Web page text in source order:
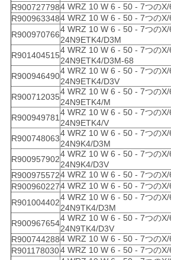
R9007277984 WRZ 10 W 6 - 50 - 7つの
R9009633484 WRZ 10 W 6 - 50 - 7つの
R900970766
4 WRZ 10 W 6 - 50 - 7つのX/
24N9ETK4/D3M
R901404515
4 WRZ 10 W 6 - 50 - 7つのX/
24N9ETK4/D3M-68
R900946490
4 WRZ 10 W 6 - 50 - 7つのX/
24N9ETK4/D3V
R900712035
4 WRZ 10 W 6 - 50 - 7つのX/
24N9ETK4/M
R900949781
4 WRZ 10 W 6 - 50 - 7つのX/
24N9ETK4/V
R900748063
4 WRZ 10 W 6 - 50 - 7つのX/
24N9K4/D3M
R900957902
4 WRZ 10 W 6 - 50 - 7つのX/
24N9K4/D3V
R9009755724 WRZ 10 W 6 - 50 - 7つの
R9009602274 WRZ 10 W 6 - 50 - 7つの
R901004402
4 WRZ 10 W 6 - 50 - 7つのX/
24N9TK4/D3M
R900967654
4 WRZ 10 W 6 - 50 - 7つのX/
24N9TK4/D3V
R9007442884 WRZ 10 W 6 - 50 - 7つの
R9011780304 WRZ 10 W 6 - 50 - 7つの